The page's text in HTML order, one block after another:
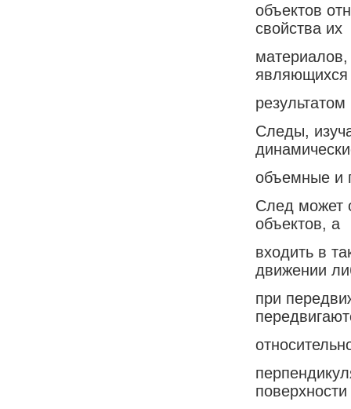
объектов
свойства их
являющихся
Следы,
объемные и
След может
объектов, а
входить в
движении
при